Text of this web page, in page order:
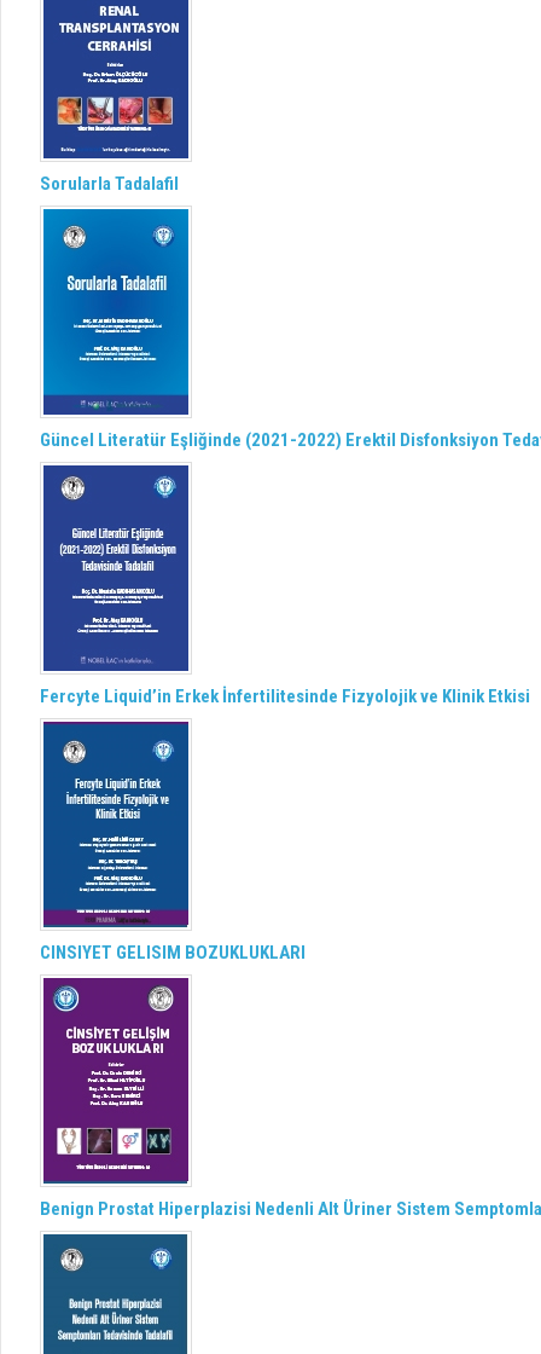
Sorularla Tadalafil
Güncel Literatür Eşliğinde (2021-2022) Erektil Disfonksiyon
Fercyte Liquid’in Erkek İnfertilitesinde Fizyolojik ve Klinik Etkisi
CINSIYET GELISIM BOZUKLUKLARI
Benign Prostat Hiperplazisi Nedenli Alt Üriner Sistem